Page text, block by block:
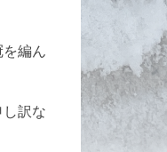
編ん
訳な